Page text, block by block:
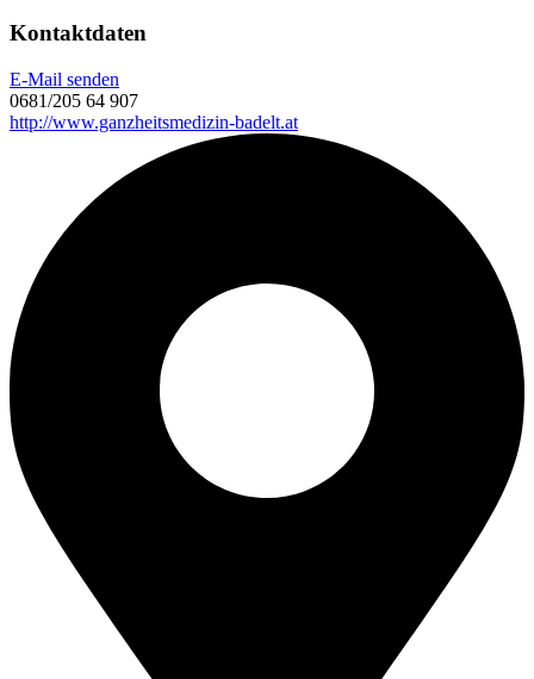
Kontaktdaten
E-Mail senden
0681/205 64 907
http://www.ganzheitsmedizin-badelt.at